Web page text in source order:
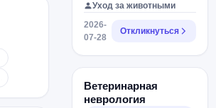
разные.
Уход за животными
2026-
07-28
Откликнуться
Ветеринарная
неврология